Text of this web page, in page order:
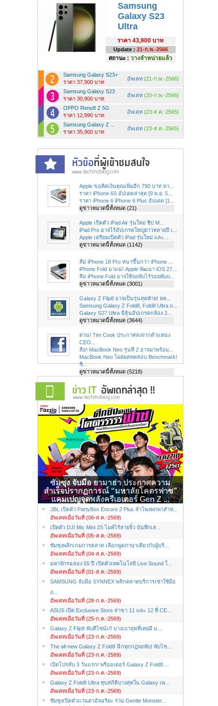
Samsung
Galaxy S23
Ultra
ราคา 43,900 บาท
Update : 21-ก.พ.-2566
สถานะ : วางจำหน่ายแล้ว
Samsung Galaxy S23+
ราคา 37,900 บาท
อัพเดท (21-ก.พ.-2566)
Samsung Galaxy S23
ราคา 30,900 บาท
อัพเดท (20-ก.พ.-2566)
OPPO Reno8 Z 5G
ราคา 12,990 บาท
อัพเดท (23-ส.ค.-2565)
Samsung Galaxy Z ...
ราคา 35,900 บาท
อัพเดท (23-ส.ค.-2565)
Apple ขอคิดเงินคุณเพิ่มอีก 790 บาท หา...
ราคา iPhone 6S อัปเดตล่าสุด [9 พ.ย. 5...
ราคา iPhone 6 iPhone 6 Plus อัปเดต [1...
ดูข่าวหมวดนี้ทั้งหมด (21)
Apple เปิดตัว iPad Air รุ่นใหม่ ชิป M...
iPad Pro อาจไร้อัปเกรดใหญ่ยาวหลายปี เ...
Apple เตรียมเปิดตัว iPad รุ่นใหม่ และ...
ดูข่าวหมวดนี้ทั้งหมด (1142)
ลือ iPhone 18 Pro หนาขึ้นกว่า iPhone ...
iPhone Fold มาแน่! Apple พัฒนา iOS 27...
ลือ iPhone Fold อาจใช้จอพับไร้รอยพับแ...
ดูข่าวหมวดนี้ทั้งหมด (3001)
Galaxy Z Flip8 อาจเป็นรุ่นสุดท้าย! หล...
Samsung Galaxy Z Fold8, Fold8 Ultra แ...
Galaxy S27 Ultra มีลุ้นอัปเกรดกล้อง 2...
ดูข่าวหมวดนี้ทั้งหมด (3644)
ด่วน! Tim Cook ประกาศลงจากตำแหน่ง
CEO...
ลือ! MacBook Neo รุ่นที่ 2 อาจมาพร้อม...
MacBook Neo โผล่ผลทดสอบ Benchmark!
ชิ...
ดูข่าวหมวดนี้ทั้งหมด (5218)
ซัมซุง จับมือ ยามาฮ่า ประกาศความ
สำเร็จปรากฏการณ์ “มหาลัยโคตรฟาซ”
แคมเปญจุดพลังครีเอเตอร์ Gen Z ...
JBL เปิดตัว PartyBox Encore 2 Plus ลำโพงพกพาสำห...
อัพเดทเมื่อวันที่ (06-ส.ค.-2569)
เปิดตัว DJI Mic Mini 2S ไมค์ไร้สายจิ๋ว บันทึกเส...
อัพเดทเมื่อวันที่ (05-ส.ค.-2569)
ซัมซุงพลิกเกมการตลาด เลือกพูดภาษาเดียวกับผู้บริ...
อัพเดทเมื่อวันที่ (04-ส.ค.-2569)
มหาจักรฉลอง 55 ปี เปิดตัวเทคโนโลยี Live Sound ใ...
อัพเดทเมื่อวันที่ (01-ส.ค.-2569)
SAMSUNG จับมือ SYNNEX พลิกตลาดบริการเช่าใช้มือ
ถ...
อัพเดทเมื่อวันที่ (28-ก.ค.-2569)
ASUS เปิด Exclusive Store สาขา 11 และ 12 ที่ CE...
อัพเดทเมื่อวันที่ (25-ก.ค.-2569)
Galaxy Z Flip8 พับดีไซน์เก๋ บางเบาสุดที่เคยมี ม...
อัพเดทเมื่อวันที่ (23-ก.ค.-2569)
The all-new Galaxy Z Fold8 ฉีกทุกกฎจอพับ! พับไซ...
อัพเดทเมื่อวันที่ (23-ก.ค.-2569)
เปิดโปรลับ 3 วันแรก! พรีออเดอร์ Galaxy Z Fold8 ...
อัพเดทเมื่อวันที่ (23-ก.ค.-2569)
Galaxy Z Fold8 Ultra ทุบสถิติบางสุดใน Galaxy เพ...
อัพเดทเมื่อวันที่ (23-ก.ค.-2569)
ซัมซุงเปิดตัวแว่นตาอัจฉริยะ ร่วม Gentle Monster...